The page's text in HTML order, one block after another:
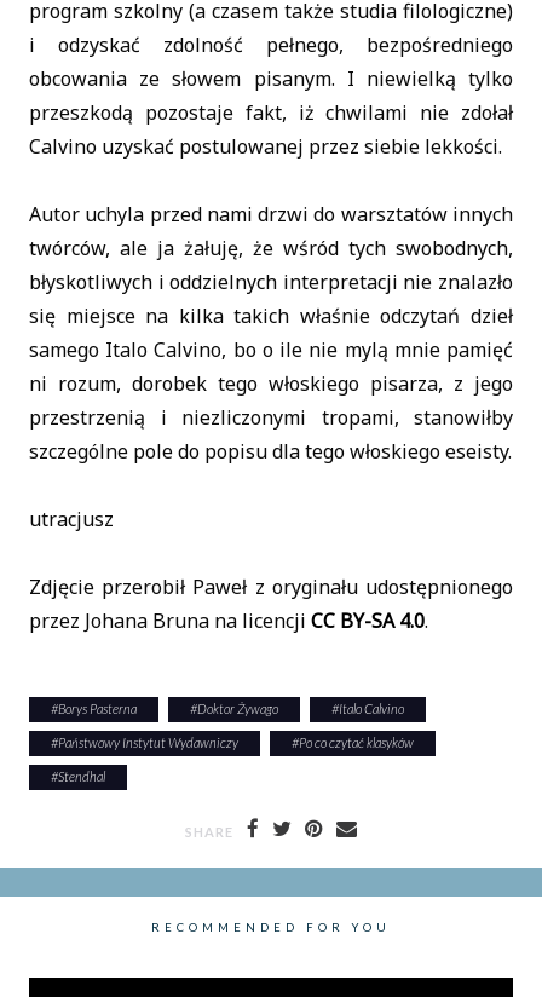
program szkolny (a czasem także studia filologiczne)
i odzyskać zdolność pełnego, bezpośredniego
obcowania ze słowem pisanym. I niewielką tylko
przeszkodą pozostaje fakt, iż chwilami nie zdołał
Calvino uzyskać postulowanej przez siebie lekkości.
Autor uchyla przed nami drzwi do warsztatów innych
twórców, ale ja żałuję, że wśród tych swobodnych,
błyskotliwych i oddzielnych interpretacji nie znalazło
się miejsce na kilka takich właśnie odczytań dzieł
samego Italo Calvino, bo o ile nie mylą mnie pamięć
ni rozum, dorobek tego włoskiego pisarza, z jego
przestrzenią i niezliczonymi tropami, stanowiłby
szczególne pole do popisu dla tego włoskiego eseisty.
utracjusz
Zdjęcie przerobił Paweł z oryginału udostępnionego
przez Johana Bruna na licencji CC BY-SA 4.0.
#Borys Pasterna #Doktor Żywago #Italo Calvino
#Państwowy Instytut Wydawniczy #Po co czytać klasyków
#Stendhal
SHARE
RECOMMENDED FOR YOU